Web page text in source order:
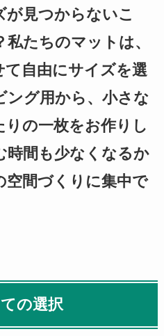
が見つからないこ
たちのマットは、
て自由にサイズを選
ング用から、小さな
の一枚をお作りし
時間も少なくなるか
空間づくりに集中で
の選択